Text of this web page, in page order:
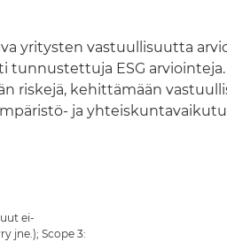
yritysten vastuullisuutta
tunnustettuja ESG arviointeja.
riskejä, kehittämään
ja
ei-
jne.); Scope 3: